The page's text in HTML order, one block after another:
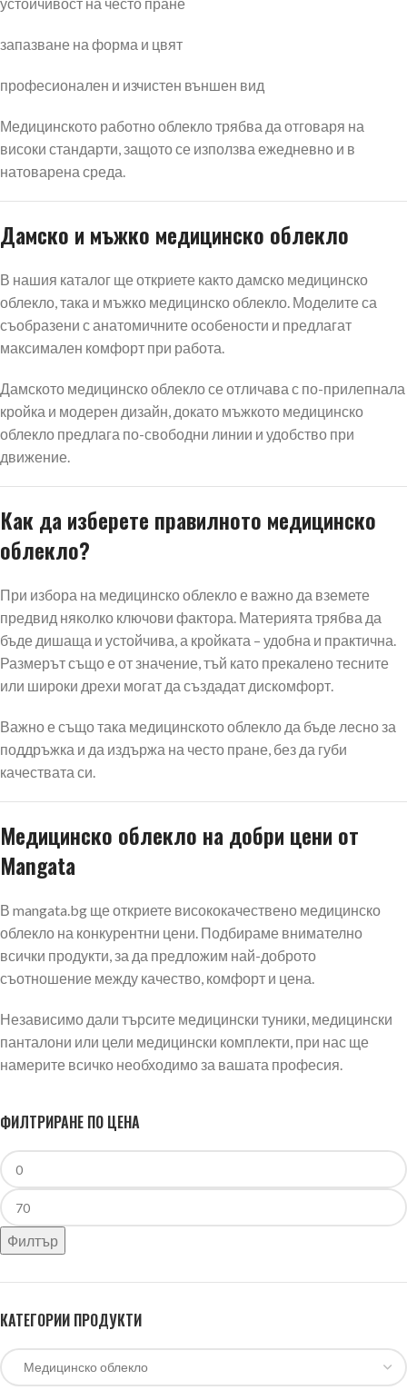
ФИЛТРИРАНЕ ПО ЦЕНА
Филтър
КАТЕГОРИИ ПРОДУКТИ
запазване на форма и цвят
професионален и изчистен външен вид
Медицинското работно облекло трябва да отговаря на
високи стандарти, защото се използва ежедневно и в
натоварена среда.
Дамско и мъжко медицинско облекло
В нашия каталог ще откриете както дамско медицинско
облекло, така и мъжко медицинско облекло. Моделите са
съобразени с анатомичните особености и предлагат
максимален комфорт при работа.
Дамското медицинско облекло се отличава с по-прилепнала
кройка и модерен дизайн, докато мъжкото медицинско
облекло предлага по-свободни линии и удобство при
движение.
Как да изберете правилното медицинско
облекло?
При избора на медицинско облекло е важно да вземете
предвид няколко ключови фактора. Материята трябва да
бъде дишаща и устойчива, а кройката – удобна и практична.
Размерът също е от значение, тъй като прекалено тесните
или широки дрехи могат да създадат дискомфорт.
Важно е също така медицинското облекло да бъде лесно за
поддръжка и да издържа на често пране, без да губи
качествата си.
Медицинско облекло на добри цени от
Mangata
В mangata.bg ще откриете висококачествено медицинско
облекло на конкурентни цени. Подбираме внимателно
всички продукти, за да предложим най-доброто
съотношение между качество, комфорт и цена.
Независимо дали търсите медицински туники, медицински
панталони или цели медицински комплекти, при нас ще
намерите всичко необходимо за вашата професия.